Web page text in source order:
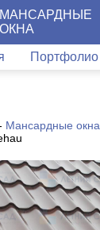
МАНСАРДНЫЕ
ОКНА
Портфолио
Мансардные окна